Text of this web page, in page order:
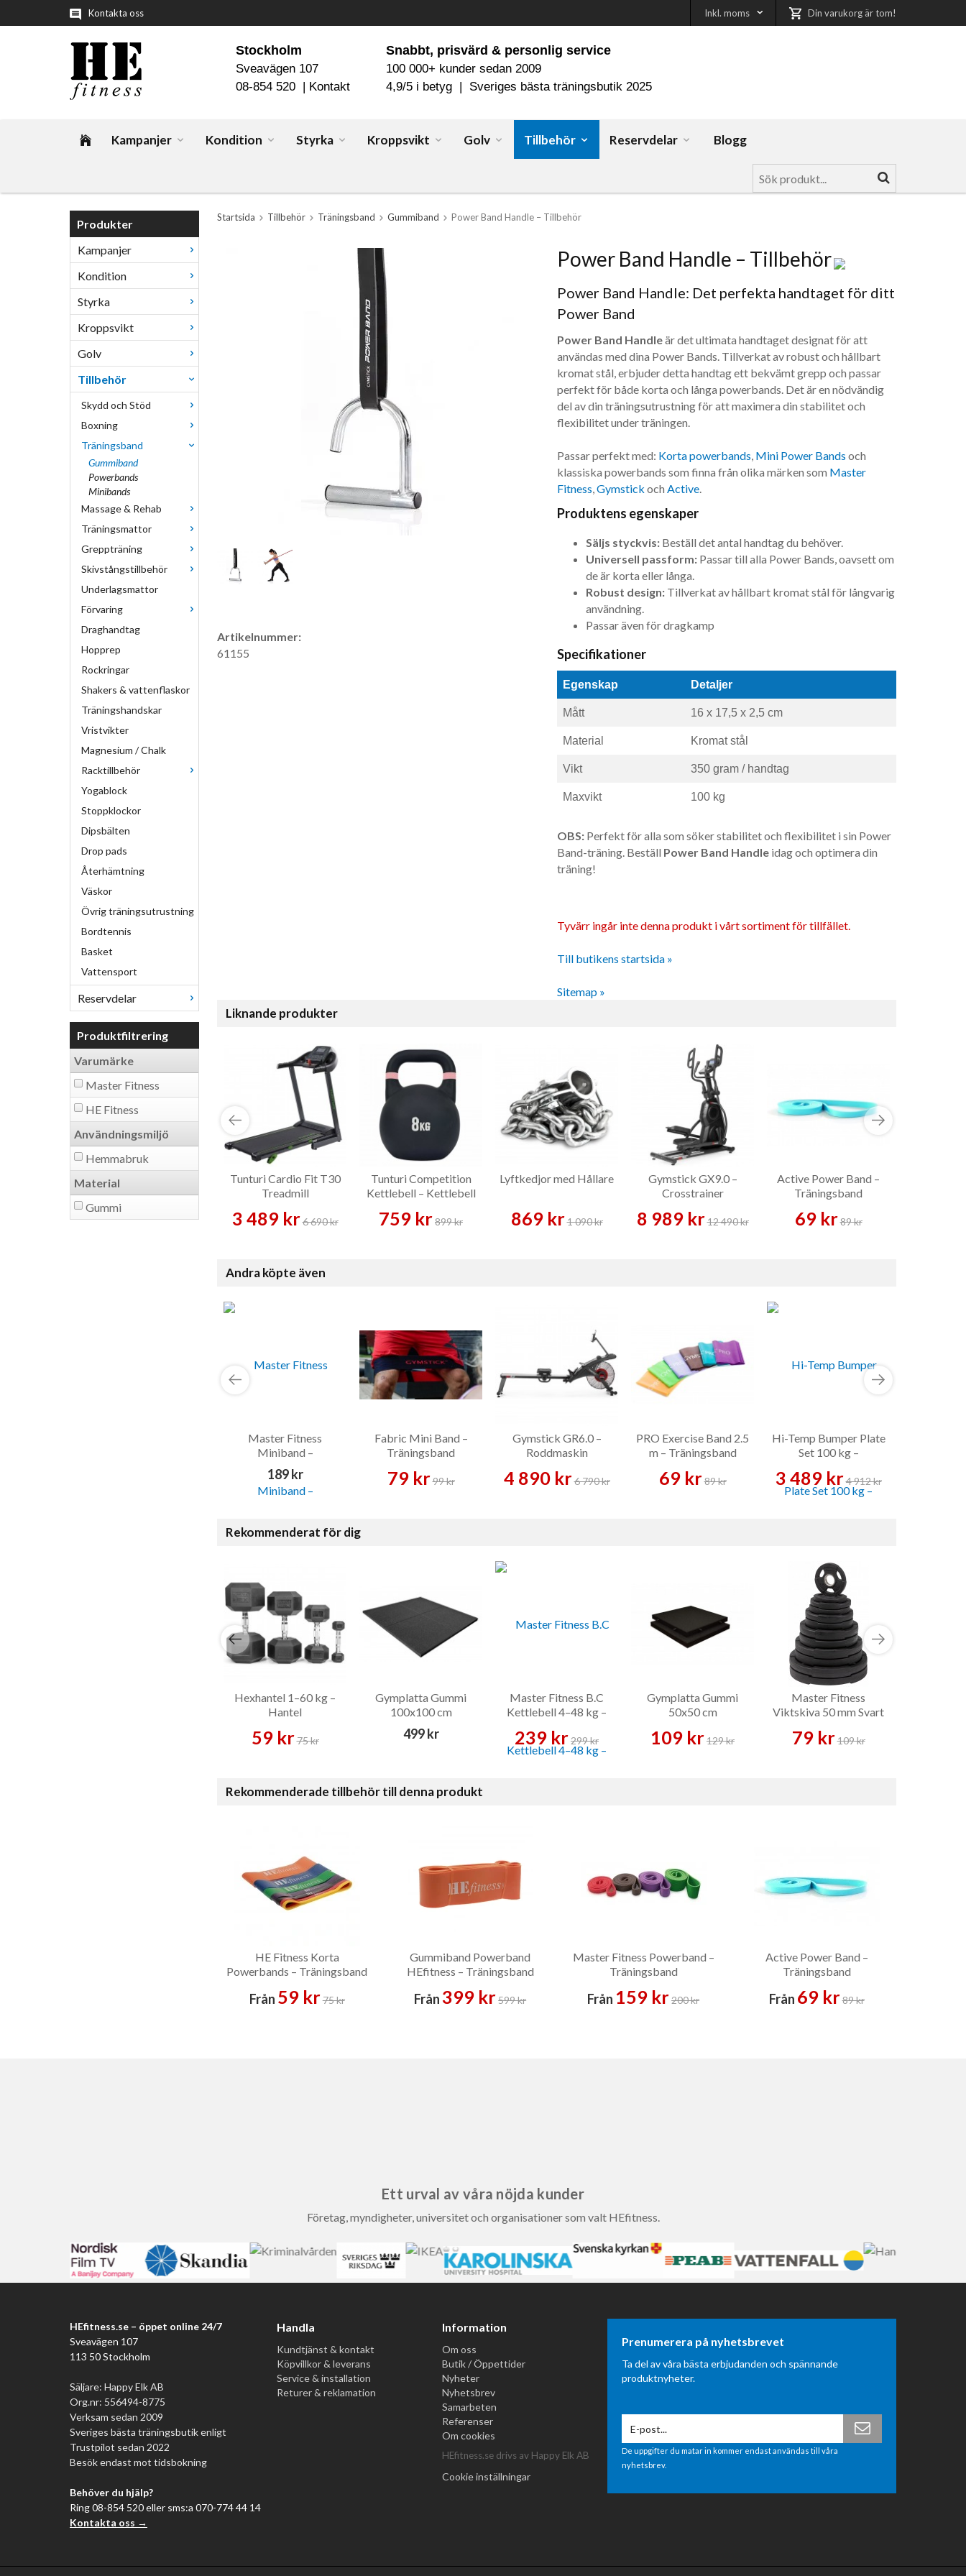
Kontakta oss Inkl. moms Din varukorg är tom!
Snabbt, prisvärd & personlig service
100 000+ kunder sedan 2009
4,9/5 i betyg | Sveriges bästa träningsbutik 2025
Stockholm
Sveavägen 107
08-854 520 | Kontakt
Kampanjer Kondition Styrka Kroppsvikt Golv Tillbehör Reservdelar Blogg
Produkter
Kampanjer
Kondition
Styrka
Kroppsvikt
Golv
Tillbehör
Skydd och Stöd
Boxning
Träningsband
Gummiband
Powerbands
Minibands
Massage & Rehab
Träningsmattor
Greppträning
Skivstångstillbehör
Underlagsmattor
Förvaring
Draghandtag
Hopprep
Rockringar
Shakers & vattenflaskor
Träningshandskar
Vristvikter
Magnesium / Chalk
Racktillbehör
Yogablock
Stoppklockor
Dipsbälten
Drop pads
Återhämtning
Väskor
Övrig träningsutrustning
Bordtennis
Basket
Vattensport
Reservdelar
Produktfiltrering
Varumärke
Master Fitness
HE Fitness
Användningsmiljö
Hemmabruk
Material
Gummi
Startsida Tillbehör Träningsband Gummiband Power Band Handle – Tillbehör
Power Band Handle – Tillbehör
Power Band Handle: Det perfekta handtaget för ditt
Power Band
Power Band Handleär det ultimata handtaget designat för att
användas med dina Power Bands. Tillverkat av robust och hållbart
kromat stål, erbjuder detta handtag ett bekvämt grepp och passar
perfekt för både korta och långa powerbands. Det är en nödvändig
del av din träningsutrustning för att maximera din stabilitet och
flexibilitet under träningen.
Passar perfekt med: Korta powerbands, Mini Power Bands och
klassiska powerbands som finna från olika märken som Master
Fitness,Gymstick och Active.
Produktens egenskaper
Säljs styckvis:Beställ det antal handtag du behöver.
Universell passform:Passar till alla Power Bands, oavsett om
de är korta eller långa.
Robust design:Tillverkat av hållbart kromat stål för långvarig
användning.
Passar även för dragkamp
Specifikationer
Egenskap Detaljer
Mått 16 x 17,5 x 2,5 cm
Material Kromat stål
Vikt 350 gram / handtag
Maxvikt 100 kg
OBS:Perfekt för alla som söker stabilitet och flexibilitet i sin Power
Band-träning. Beställ Power Band Handleidag och optimera din
träning!
Tyvärr ingår inte denna produkt i vårt sortiment för tillfället.
Till butikens startsida »
Sitemap »
Artikelnummer:
61155
Liknande produkter
Tunturi Cardio Fit T30
Treadmill
3 489 kr6 690 kr
Tunturi Competition
Kettlebell – Kettlebell
759 kr899 kr
Lyftkedjor med Hållare
869 kr1 090 kr
Gymstick GX9.0 –
Crosstrainer
8 989 kr12 490 kr
Active Power Band –
Träningsband
69 kr89 kr
Andra köpte även
Master Fitness
Miniband –
Träningsband
189 kr
Fabric Mini Band –
Träningsband
79 kr99 kr
Gymstick GR6.0 –
Roddmaskin
4 890 kr6 790 kr
PRO Exercise Band 2.5
m – Träningsband
69 kr89 kr
Hi-Temp Bumper Plate
Set 100 kg –
3 489 kr4 912 kr
Rekommenderat för dig
Hexhantel 1–60 kg –
Hantel
59 kr75 kr
Gymplatta Gummi
100x100 cm
499 kr
Master Fitness B.C
Kettlebell 4–48 kg –
239 kr299 kr
Gymplatta Gummi
50x50 cm
109 kr129 kr
Master Fitness
Viktskiva 50 mm Svart
Viktskiva
79 kr109 kr
Rekommenderade tillbehör till denna produkt
HE Fitness Korta
Powerbands – Träningsband
Från 59 kr75 kr
Gummiband Powerband
HEfitness – Träningsband
Från 399 kr599 kr
Master Fitness Powerband –
Träningsband
Från 159 kr200 kr
Active Power Band –
Träningsband
Från 69 kr89 kr
Ett urval av våra nöjda kunder
Företag, myndigheter, universitet och organisationer som valt HEfitness.
HEfitness.se – öppet online 24/7
Sveavägen 107
113 50 Stockholm
Säljare: Happy Elk AB
Org.nr: 556494-8775
Verksam sedan 2009
Sveriges bästa träningsbutik enligt
Trustpilot sedan 2022
Besök endast mot tidsbokning
Behöver du hjälp?
Ring 08-854 520 eller sms:a 070-774 44 14
Kontakta oss →
Handla
Kundtjänst & kontakt
Köpvillkor & leverans
Service & installation
Returer & reklamation
Information
Om oss
Butik / Öppettider
Nyheter
Nyhetsbrev
Samarbeten
Referenser
Om cookies
HEfitness.se drivs av Happy Elk AB
Cookie inställningar
Prenumerera på nyhetsbrevet
Ta del av våra bästa erbjudanden och spännande
produktnyheter.
De uppgifter du matar in kommer endast användas till våra
nyhetsbrev.